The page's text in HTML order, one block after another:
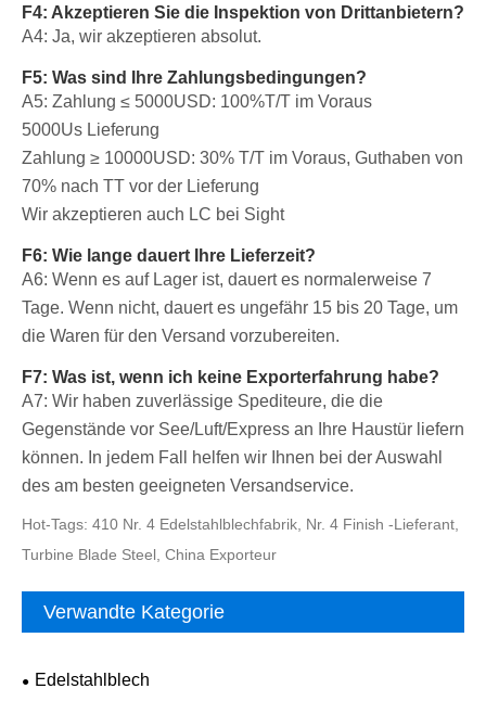
F4: Akzeptieren Sie die Inspektion von Drittanbietern?
A4: Ja, wir akzeptieren absolut.
F5: Was sind Ihre Zahlungsbedingungen?
A5: Zahlung ≤ 5000USD: 100%T/T im Voraus
5000Us Lieferung
Zahlung ≥ 10000USD: 30% T/T im Voraus, Guthaben von
70% nach TT vor der Lieferung
Wir akzeptieren auch LC bei Sight
F6: Wie lange dauert Ihre Lieferzeit?
A6: Wenn es auf Lager ist, dauert es normalerweise 7
Tage. Wenn nicht, dauert es ungefähr 15 bis 20 Tage, um
die Waren für den Versand vorzubereiten.
F7: Was ist, wenn ich keine Exporterfahrung habe?
A7: Wir haben zuverlässige Spediteure, die die
Gegenstände vor See/Luft/Express an Ihre Haustür liefern
können. In jedem Fall helfen wir Ihnen bei der Auswahl
des am besten geeigneten Versandservice.
Hot-Tags: 410 Nr. 4 Edelstahlblechfabrik, Nr. 4 Finish -Lieferant,
Turbine Blade Steel, China Exporteur
Verwandte Kategorie
Edelstahlblech